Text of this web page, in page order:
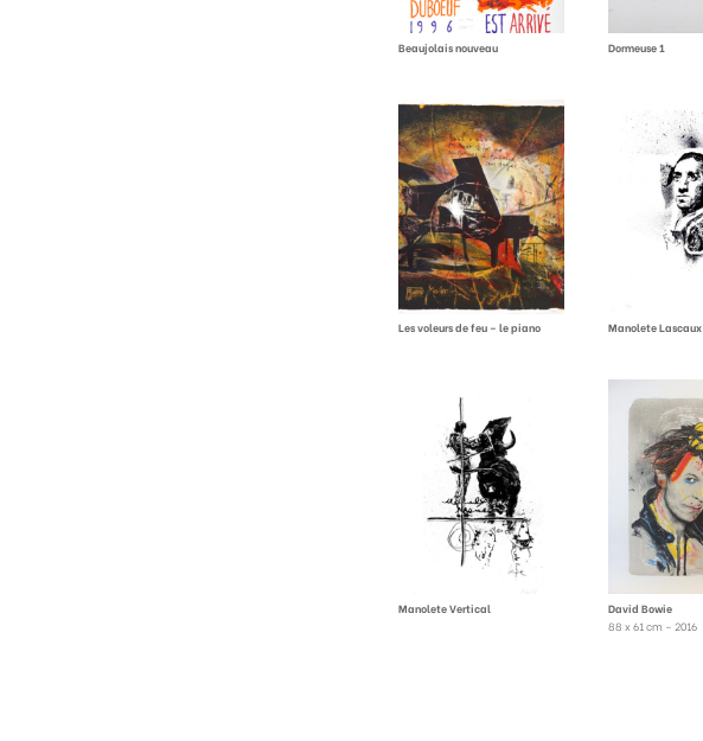
Beaujolais nouveau Dormeuse 1
Les voleurs de feu – le piano Manolete Lascaux
Manolete Vertical
David Bowie
88 x 61 cm – 2016